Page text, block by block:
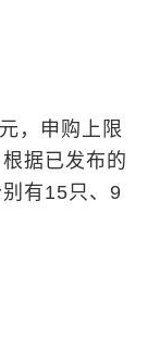
，申购上限
据已发布的
有15只、9